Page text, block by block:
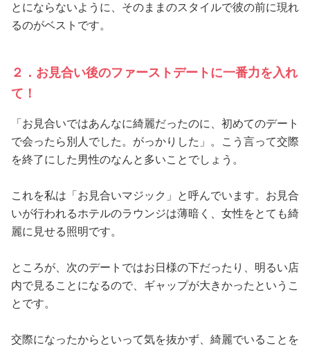
とにならないように、そのままのスタイルで彼の前に現れ
るのがベストです。
２．お見合い後のファーストデートに一番力を入れ
て！
「お見合いではあんなに綺麗だったのに、初めてのデート
で会ったら別人でした。がっかりした」。こう言って交際
を終了にした男性のなんと多いことでしょう。
これを私は「お見合いマジック」と呼んでいます。お見合
いが行われるホテルのラウンジは薄暗く、女性をとても綺
麗に見せる照明です。
ところが、次のデートではお日様の下だったり、明るい店
内で見ることになるので、ギャップが大きかったというこ
とです。
交際になったからといって気を抜かず、綺麗でいることを